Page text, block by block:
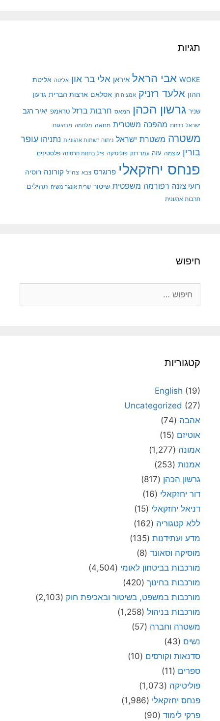
תגיות
WOKE אבי הראל איראן אלי בר און אליטה אליטת
ההון אלעד רזניק אמציה חן אסלאם ארצות הברית גדעון
שניר גרשון הכהן חמאס חרבות ברזל טראמפ יאיר רגב
ישראל כרזות מהפכה משטרית מחאה מלחמה מנהיגות
משטרה משטרת ישראל ניתוח רשתות ארגוניות נתניהו עופר
בורין עוצמה עזה עמר דנק פוליטיקה פיל בחנות חרסינה פלסטינים
פנחס יחזקאלי פרוגרס צבא צה"ל קורונה רוסיה
רועי צזנה רפורמה משפטית שיטור שרית אונגר משיח תהילים
תרבות ארגונית
חיפוש
קטגוריות
English (19)
Uncategorized (27)
אהבה (74)
אוטיזם (15)
אמונה (1,277)
אמנות (253)
גרשון הכהן (817)
דור יחזקאלי (16)
דניאל יחזקאלי (15)
ללא קטגוריה (162)
מדע ועתידנות (135)
מוסיקה וסאונד (8)
מורכבות בביטחון לאומי (4,504)
מורכבות בחינוך (420)
מורכבות במשפט, בשיטור ובאכיפת חוק (2,103)
מורכבות בניהול (1,258)
משטרה וחברה (57)
נשים (43)
סדנאות וקורסים (10)
ספרים (11)
פוליטיקה (1,073)
פנחס יחזקאלי (1,986)
פרקי לימוד (90)